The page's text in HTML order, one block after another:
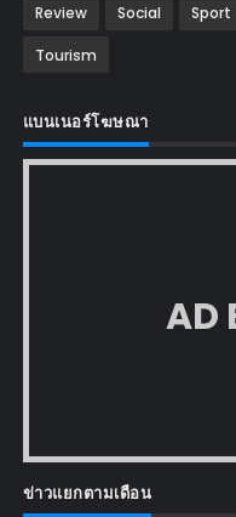
Review Social Sport
Tourism
แบนเนอร์โฆษณา
AD
ข่าวแยกตามเดือน